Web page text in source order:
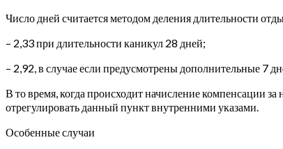
Число дней считается методом деления длительности
– 2,33 при длительности каникул 28 дней;
– 2,92, в случае если предусмотрены дополнительные 7
В то время, когда происходит начисление компенсации
отрегулировать данный пункт внутренними указами.
Особенные случаи